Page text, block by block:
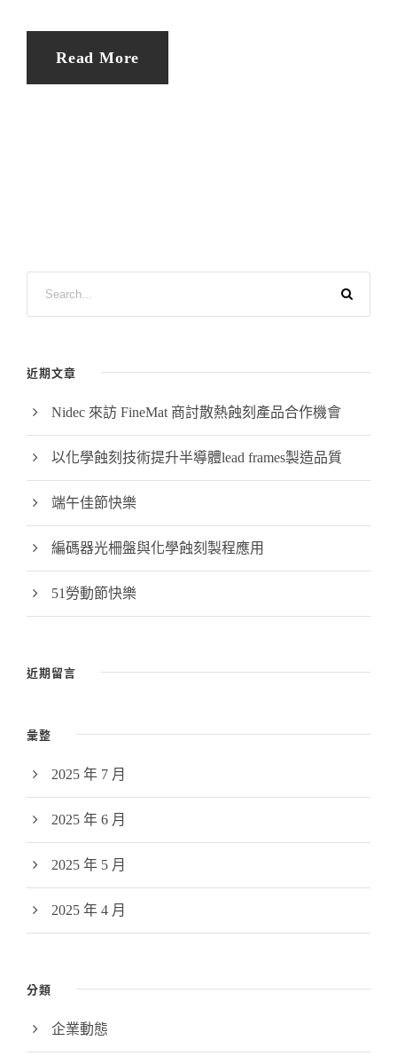
Read More
近期文章
Nidec 來訪 FineMat 商討散熱蝕刻產品合作機會
以化學蝕刻技術提升半導體lead frames製造品質
端午佳節快樂
編碼器光柵盤與化學蝕刻製程應用
51勞動節快樂
近期留言
彙整
2025 年 7 月
2025 年 6 月
2025 年 5 月
2025 年 4 月
分類
企業動態